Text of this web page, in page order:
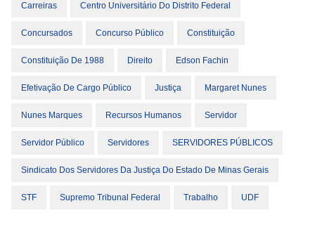
Carreiras Centro Universitário Do Distrito Federal
Concursados Concurso Público Constituição
Constituição De 1988 Direito Edson Fachin
Efetivação De Cargo Público Justiça Margaret Nunes
Nunes Marques Recursos Humanos Servidor
Servidor Público Servidores SERVIDORES PÚBLICOS
Sindicato Dos Servidores Da Justiça Do Estado De Minas Gerais
STF Supremo Tribunal Federal Trabalho UDF